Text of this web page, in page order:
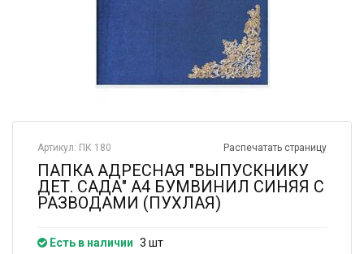
Распечатать страницу
Артикул: ПК 180
ПАПКА АДРЕСНАЯ "ВЫПУСКНИКУ
ДЕТ. САДА" А4 БУМВИНИЛ СИНЯЯ С
РАЗВОДАМИ (ПУХЛАЯ)
Есть в наличии 3 шт